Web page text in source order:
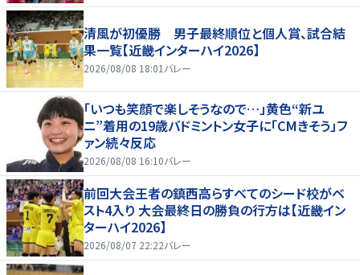
清風が初優勝 男子最終順位と個人賞、試合結
果一覧【近畿インターハイ2026】
2026/08/08 18:01 バレー
「いつも笑顔で楽しそうなので…」黄色“新ユ
ニ”着用の19歳バドミントン女子に「CMきそう」フ
ァン続々反応
2026/08/08 16:10バレー
前回大会王者の鎮西高らすべてのシード校がベ
スト4入り 大会最終日の勝負の行方は【近畿イン
ターハイ2026】
2026/08/07 22:22バレー